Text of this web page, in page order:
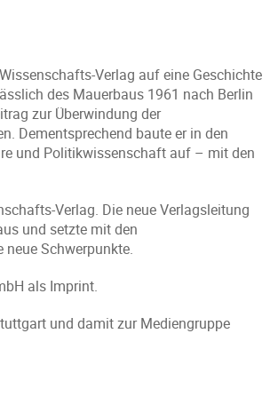
Verlag auf eine Geschichte
des Mauerbaus 1961 nach Berlin
zur Überwindung der
Dementsprechend baute er in den
und Politikwissenschaft auf – mit den
Verlag. Die neue Verlagsleitung
und setzte mit den
Schwerpunkte.
als Imprint.
und damit zur Mediengruppe